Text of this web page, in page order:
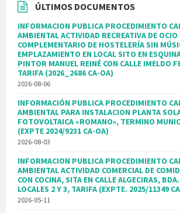
ÚLTIMOS DOCUMENTOS
INFORMACION PUBLICA PROCEDIMIENTO
AMBIENTAL ACTIVIDAD RECREATIVA DE
COMPLEMENTARIO DE HOSTELERÍA SIN
EMPLAZAMIENTO EN LOCAL SITO EN
PINTOR MANUEL REINÉ CON CALLE IMELDO
TARIFA (2026_2686 CA-OA)
2026-08-06
INFORMACIÓN PUBLICA PROCEDIMIENTO
AMBIENTAL PARA INSTALACION PLANTA
FOTOVOLTAICA «ROMANO», TERMINO
(EXPTE 2024/9231 CA-OA)
2026-08-03
INFORMACION PUBLICA PROCEDIMIENTO
AMBIENTAL ACTIVIDAD COMERCIAL DE
CON COCINA, SITA EN CALLE ALGECIRAS,
LOCALES 2 Y 3, TARIFA (EXPTE. 2025/11349
2026-05-11